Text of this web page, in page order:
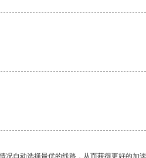
自动选择最优的线路，从而获得更好的加速